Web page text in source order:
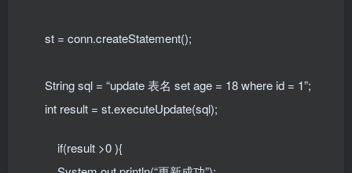
st = conn.createStatement();
String sql = “update 表名 set age = 18 where id = 1”;
int result = st.executeUpdate(sql);
if(result >0 ){